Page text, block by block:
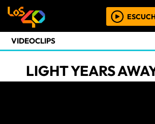
VIDEOCLIPS
LIGHT YEARS